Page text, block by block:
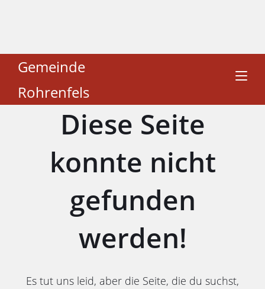
Gemeinde
Rohrenfels
Diese Seite
konnte nicht
gefunden
werden!
Es tut uns leid, aber die Seite, die du suchst,